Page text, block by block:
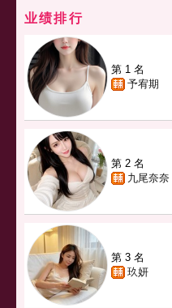
业绩排行
第 1 名
予宥期
第 2 名
九尾奈奈
第 3 名
玖妍